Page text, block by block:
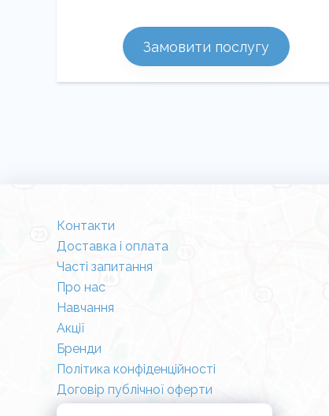
Замовити послугу
Контакти
Доставка і оплата
Часті запитання
Про нас
Навчання
Акції
Бренди
Політика конфіденційності
Договір публічної оферти